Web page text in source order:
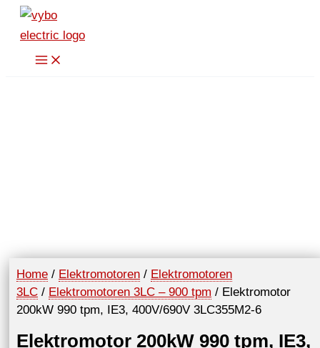
Spring
naar
Home / Elektromotoren / Elektromotoren
3LC / Elektromotoren 3LC – 900 tpm / Elektromotor
200kW 990 tpm, IE3, 400V/690V 3LC355M2-6
Elektromotor 200kW 990 tpm, IE3,